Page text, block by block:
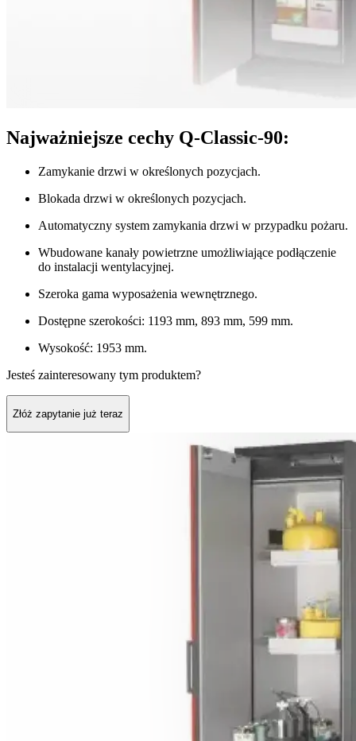
Najważniejsze cechy Q-Classic-90:
Zamykanie drzwi w określonych pozycjach.
Blokada drzwi w określonych pozycjach.
Automatyczny system zamykania drzwi w przypadku pożaru.
Wbudowane kanały powietrzne umożliwiające podłączenie
do instalacji wentylacyjnej.
Szeroka gama wyposażenia wewnętrznego.
Dostępne szerokości: 1193 mm, 893 mm, 599 mm.
Wysokość: 1953 mm.
Jesteś zainteresowany tym produktem?
Złóż zapytanie już teraz